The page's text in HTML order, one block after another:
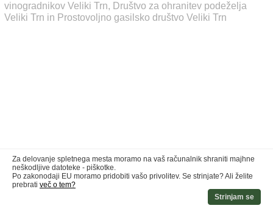
vinogradnikov Veliki Trn, Društvo za ohranitev podeželja
Veliki Trn in Prostovoljno gasilsko društvo Veliki Trn
Za delovanje spletnega mesta moramo na vaš računalnik shraniti majhne
neškodljive datoteke - piškotke.
Po zakonodaji EU moramo pridobiti vašo privolitev. Se strinjate? Ali želite
prebrati več o tem?
Strinjam se